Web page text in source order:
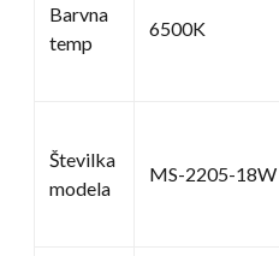
Barvna
temp
6500K
Številka
modela
MS-2205-18W